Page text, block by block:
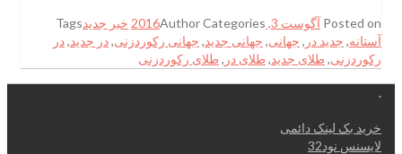
Posted on آگوست 3, 2016 AuthorCategories خبر جدیدTags
آستانه, جدید در , جهانی, جهانی جدید, جهانی رکوردزنی,در جدید,در
رکوردزنی,طلای جدید,طلای در ,طلای رکوردزنی
.
خرید بک لینک دائمی
لایسنس نود32